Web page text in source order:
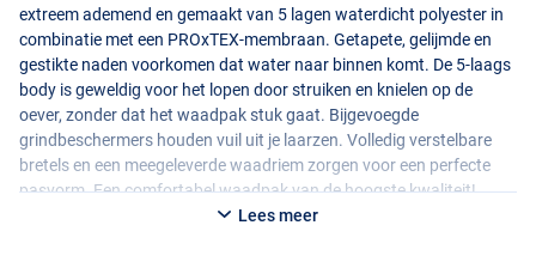
extreem ademend en gemaakt van 5 lagen waterdicht polyester in
combinatie met een PROxTEX-membraan. Getapete, gelijmde en
gestikte naden voorkomen dat water naar binnen komt. De 5-laags
body is geweldig voor het lopen door struiken en knielen op de
oever, zonder dat het waadpak stuk gaat. Bijgevoegde
grindbeschermers houden vuil uit je laarzen. Volledig verstelbare
bretels en een meegeleverde waadriem zorgen voor een perfecte
pasvorm. Een comfortabel waadpak van de hoogste kwaliteit!
Lees meer